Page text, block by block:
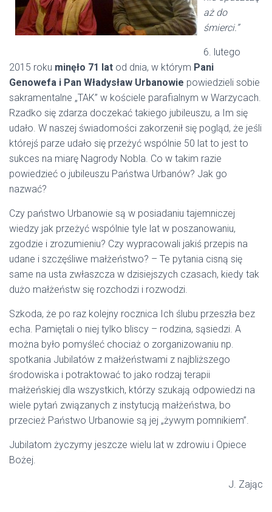
aż do
śmierci.”
6. lutego
2015 roku minęło 71 lat od dnia, w którym Pani
Genowefa i Pan Władysław Urbanowie powiedzieli sobie
sakramentalne „TAK” w kościele parafialnym w Warzycach.
Rzadko się zdarza doczekać takiego jubileuszu, a Im się
udało. W naszej świadomości zakorzenił się pogląd, że jeśli
którejś parze udało się przeżyć wspólnie 50 lat to jest to
sukces na miarę Nagrody Nobla. Co w takim razie
powiedzieć o jubileuszu Państwa Urbanów? Jak go
nazwać?
Czy państwo Urbanowie są w posiadaniu tajemniczej
wiedzy jak przeżyć wspólnie tyle lat w poszanowaniu,
zgodzie i zrozumieniu? Czy wypracowali jakiś przepis na
udane i szczęśliwe małżeństwo? – Te pytania cisną się
same na usta zwłaszcza w dzisiejszych czasach, kiedy tak
dużo małżeństw się rozchodzi i rozwodzi.
Szkoda, że po raz kolejny rocznica Ich ślubu przeszła bez
echa. Pamiętali o niej tylko bliscy – rodzina, sąsiedzi. A
można było pomyśleć chociaż o zorganizowaniu np.
spotkania Jubilatów z małżeństwami z najbliższego
środowiska i potraktować to jako rodzaj terapii
małżeńskiej dla wszystkich, którzy szukają odpowiedzi na
wiele pytań związanych z instytucją małżeństwa, bo
przecież Państwo Urbanowie są jej „żywym pomnikiem”.
Jubilatom życzymy jeszcze wielu lat w zdrowiu i Opiece
Bożej.
J. Zając